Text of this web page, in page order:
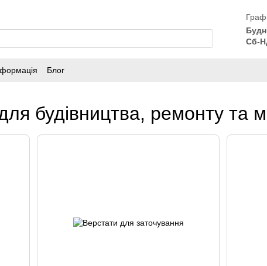
Сб-
Блог
будівництва, ремонту та